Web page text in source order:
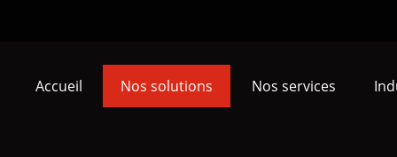
Accueil Nos solutions Nos services